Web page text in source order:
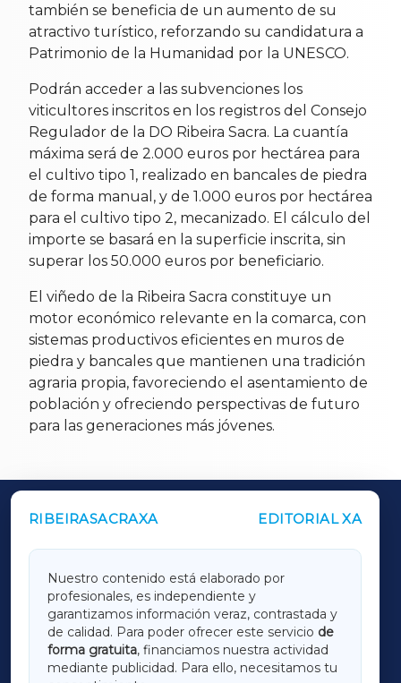
también se beneficia de un aumento de su
atractivo turístico, reforzando su candidatura a
Patrimonio de la Humanidad por la UNESCO.
Podrán acceder a las subvenciones los
viticultores inscritos en los registros del Consejo
Regulador de la DO Ribeira Sacra. La cuantía
máxima será de 2.000 euros por hectárea para
el cultivo tipo 1, realizado en bancales de piedra
de forma manual, y de 1.000 euros por hectárea
para el cultivo tipo 2, mecanizado. El cálculo del
importe se basará en la superficie inscrita, sin
superar los 50.000 euros por beneficiario.
El viñedo de la Ribeira Sacra constituye un
motor económico relevante en la comarca, con
sistemas productivos eficientes en muros de
piedra y bancales que mantienen una tradición
agraria propia, favoreciendo el asentamiento de
población y ofreciendo perspectivas de futuro
para las generaciones más jóvenes.
RIBEIRASACRAXA EDITORIAL XA
Nuestro contenido está elaborado por
profesionales, es independiente y
garantizamos información veraz, contrastada y
de calidad. Para poder ofrecer este servicio de
forma gratuita, financiamos nuestra actividad
mediante publicidad. Para ello, necesitamos tu
OUTROS PERIÓDICOS
LUGOXA
TERRACHAXA